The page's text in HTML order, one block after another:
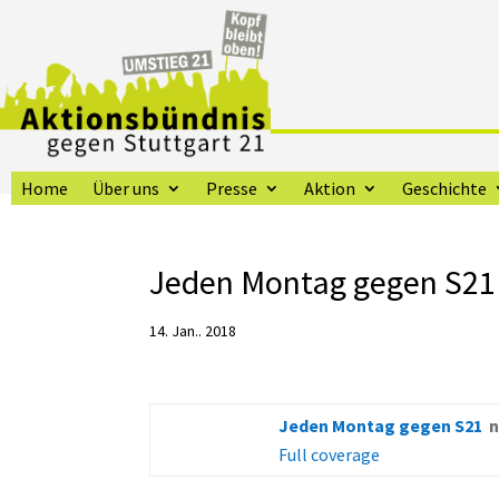
Home Über uns Presse Aktion Geschichte
Jeden Montag gegen S21
14. Jan.. 2018
Jeden Montag gegen S21
Full coverage